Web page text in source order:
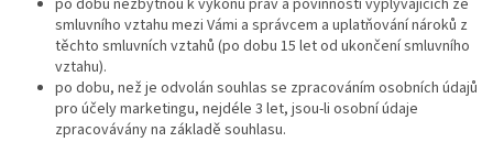
smluvního vztahu mezi Vámi a správcem a uplatňování nároků z
těchto smluvních vztahů (po dobu 15 let od ukončení smluvního
vztahu).
po dobu, než je odvolán souhlas se zpracováním osobních údajů
pro účely marketingu, nejdéle 3 let, jsou-li osobní údaje
zpracovávány na základě souhlasu.